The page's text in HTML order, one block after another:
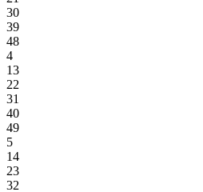
30
39
48
4
13
22
31
40
49
5
14
23
32